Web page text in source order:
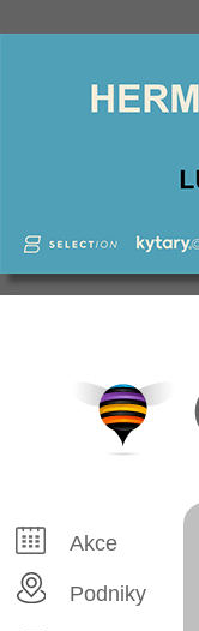
CityBee
Akce
Podniky